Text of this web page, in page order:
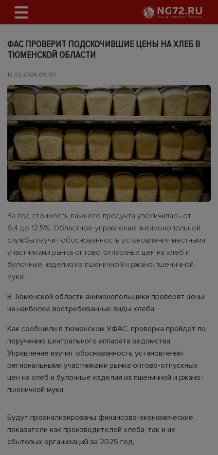
ФАС ПРОВЕРИТ ПОДСКОЧИВШИЕ ЦЕНЫ НА ХЛЕБ В
ТЮМЕНСКОЙ ОБЛАСТИ
13.02.2026 09:00
За год стоимость важного продукта увеличилась от
6,4 до 12,5%. Областное управление антимонопольной
службы изучит обоснованность установления местными
участниками рынка оптово-отпускных цен на хлеб и
булочные изделия из пшеничной и ржано-пшеничной
муки.
В Тюменской области анимонопольщики проверят цены
на наиболее востребованные виды хлеба.
Как сообщили в тюменском УФАС, проверка пройдет по
поручению центрального аппарата ведомства.
Управление изучит обоснованность установления
региональными участниками рынка оптово-отпускных
цен на хлеб и булочные изделия из пшеничной и ржано-
пшеничной муки.
Будут проанализированы финансово-экономические
показатели как производителей хлеба, так и их
сбытовых организаций за 2025 год.